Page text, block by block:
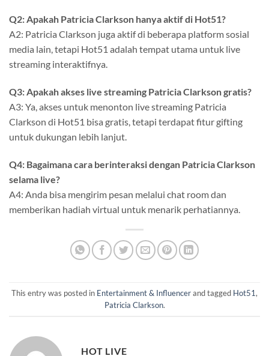
Q2: Apakah Patricia Clarkson hanya aktif di Hot51?
A2: Patricia Clarkson juga aktif di beberapa platform sosial
media lain, tetapi Hot51 adalah tempat utama untuk live
streaming interaktifnya.
Q3: Apakah akses live streaming Patricia Clarkson gratis?
A3: Ya, akses untuk menonton live streaming Patricia
Clarkson di Hot51 bisa gratis, tetapi terdapat fitur gifting
untuk dukungan lebih lanjut.
Q4: Bagaimana cara berinteraksi dengan Patricia Clarkson
selama live?
A4: Anda bisa mengirim pesan melalui chat room dan
memberikan hadiah virtual untuk menarik perhatiannya.
This entry was posted in Entertainment & Influencerand tagged Hot51,
Patricia Clarkson.
HOT LIVE